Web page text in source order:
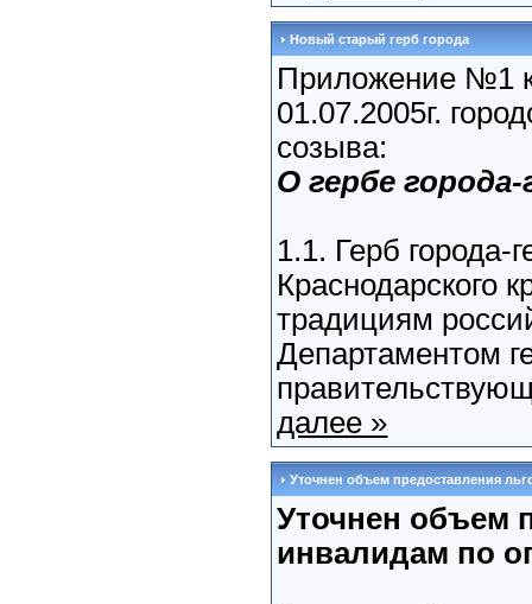
Новый старый герб города
Приложение №1
01.07.2005г.
созыва:
О гербе
1.1. Герб города-
Краснодарского
традициям
Департаментом
далее »
Уточнен объем предоставления
Уточнен объем
инвалидам по